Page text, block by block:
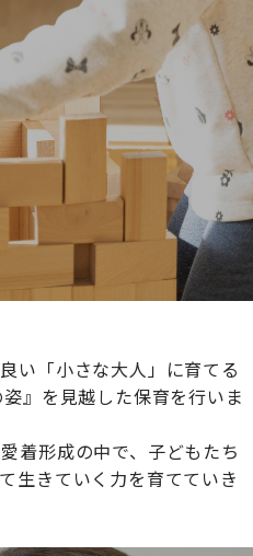
ープは女性が安心して働き
んでおり、厚生労働省の
い「小さな大人」に育てる
』を見越した保育を行いま
着形成の中で、子どもたち
生きていく力を育てていき